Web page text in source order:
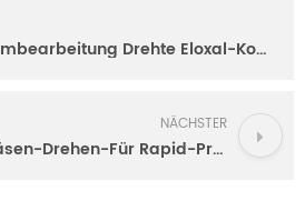
CNC-Aluminiumbearbeitung Drehte Eloxal-Komponenten
NÄCHSTER
CNC-Bearbeitung Fräsen-Drehen-Für Rapid-Prototyping-Teile aus Metall